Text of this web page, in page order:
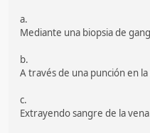
a.
Mediante una biopsia de
b.
A través de una punción en
c.
Extrayendo sangre de la